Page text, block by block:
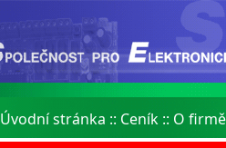
Úvodní stránka :: Ceník :: O firmě